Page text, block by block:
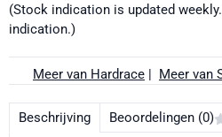
(Stock indication is updated
indication.)
Meer van Hardrace | Meer van
Beschrijving Beoordelingen (0)